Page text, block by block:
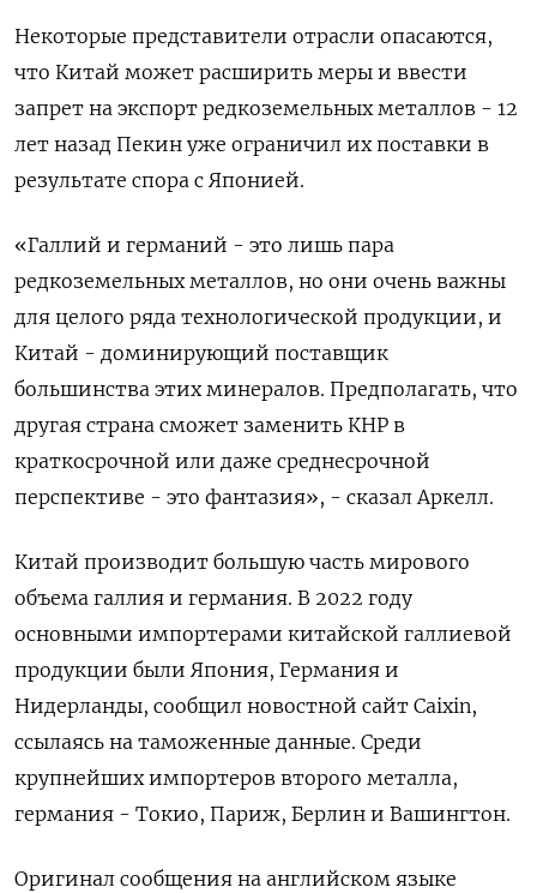
Некоторые представители отрасли опасаются,
что Китай может расширить меры и ввести
запрет на экспорт редкоземельных металлов - 12
лет назад Пекин уже ограничил их поставки в
результате спора с Японией.
«Галлий и германий - это лишь пара
редкоземельных металлов, но они очень важны
для целого ряда технологической продукции, и
Китай - доминирующий поставщик
большинства этих минералов. Предполагать, что
другая страна сможет заменить КНР в
краткосрочной или даже среднесрочной
перспективе - это фантазия», - сказал Аркелл.
Китай производит большую часть мирового
объема галлия и германия. В 2022 году
основными импортерами китайской галлиевой
продукции были Япония, Германия и
Нидерланды, сообщил новостной сайт Caixin,
ссылаясь на таможенные данные. Среди
крупнейших импортеров второго металла,
германия - Токио, Париж, Берлин и Вашингтон.
Оригинал сообщения на английском языке